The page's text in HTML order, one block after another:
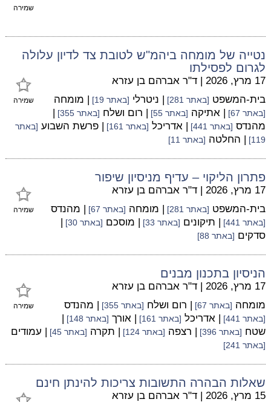
שמירה
נטייה של מומחה ביהמ"ש לטובת צד לדיון עלולה
לגרום לפסילתו
שמירה
17 מרץ, 2026 | ד"ר אברהם בן עזרא
בית-המשפט [באתר 281] | ניטרלי [באתר 19] | מומחה
[באתר 67] | אתיקה [באתר 55] | רום ושלח [באתר 355]
|
מהנדס [באתר 441] | אדריכל [באתר 161] | פרשת השבוע [באתר
119]
| החלטה [באתר 11]
פתרון הליקוי – עדיף מניסיון שיפור
שמירה
17 מרץ, 2026 | ד"ר אברהם בן עזרא
בית-המשפט [באתר 281] | מומחה [באתר 67] | מהנדס
[באתר 441] | תיקונים [באתר 33] | מוסכם [באתר 30]
|
סדקים [באתר 88]
הניסיון בתכנון מבנים
שמירה
17 מרץ, 2026 | ד"ר אברהם בן עזרא
מומחה [באתר 67] | רום ושלח [באתר 355] | מהנדס
[באתר 441] | אדריכל [באתר 161] | אורך [באתר 148]
|
שטח [באתר 396] | רצפה [באתר 124] | תקרה [באתר 45] | עמודים
[באתר 241]
שאלות הבהרה התשובות צריכות להינתן חינם
15 מרץ, 2026 | ד"ר אברהם בן עזרא